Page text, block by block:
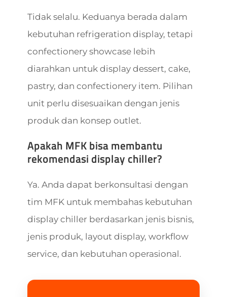
Tidak selalu. Keduanya berada dalam
kebutuhan refrigeration display, tetapi
confectionery showcase lebih
diarahkan untuk display dessert, cake,
pastry, dan confectionery item. Pilihan
unit perlu disesuaikan dengan jenis
produk dan konsep outlet.
Apakah MFK bisa membantu
rekomendasi display chiller?
Ya. Anda dapat berkonsultasi dengan
tim MFK untuk membahas kebutuhan
display chiller berdasarkan jenis bisnis,
jenis produk, layout display, workflow
service, dan kebutuhan operasional.